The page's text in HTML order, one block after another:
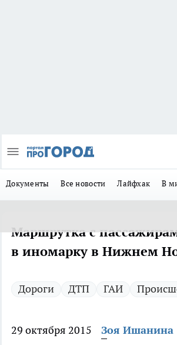
Документы Все новости Лайфхак В
Маршрутка с
в иномарку в Нижнем
Дороги ДТП ГАИ
29 октября 2015
Зоя Ишанина